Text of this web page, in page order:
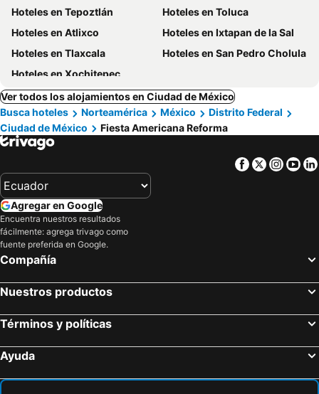
Hoteles en Tepoztlán
Hoteles en Toluca
Hoteles en Atlixco
Hoteles en Ixtapan de la Sal
Hoteles en Tlaxcala
Hoteles en San Pedro Cholula
Hoteles en Xochitepec
Ver todos los alojamientos en Ciudad de México
Busca hoteles
Norteamérica México
Distrito Federal
Ciudad de México
Fiesta Americana Reforma
Facebook
Twitter
Agregar en Google
Encuentra nuestros resultados
fácilmente: agrega trivago como
fuente preferida en Google.
Compañía
Nuestros productos
Términos y políticas
Ayuda